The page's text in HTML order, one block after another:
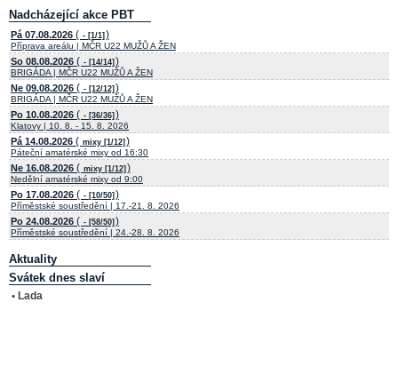
Nadcházející akce PBT
Pá 07.08.2026 ( - [1/1] )
Příprava areálu | MČR U22 MUŽŮ A ŽEN
So 08.08.2026 ( - [14/14] )
BRIGÁDA | MČR U22 MUŽŮ A ŽEN
Ne 09.08.2026 ( - [12/12] )
BRIGÁDA | MČR U22 MUŽŮ A ŽEN
Po 10.08.2026 ( - [36/36] )
Klatovy | 10. 8. - 15. 8. 2026
Pá 14.08.2026 ( mixy [1/12] )
Páteční amatérské mixy od 16:30
Ne 16.08.2026 ( mixy [1/12] )
Nedělní amatérské mixy od 9:00
Po 17.08.2026 ( - [10/50] )
Příměstské soustředění | 17.-21. 8. 2026
Po 24.08.2026 ( - [58/50] )
Příměstské soustředění | 24.-28. 8. 2026
Aktuality
Svátek dnes slaví
• Lada